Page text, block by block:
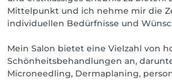
Mittelpunkt und ich nehme mir die
individuellen Bedürfnisse und
Mein Salon bietet eine Vielzahl von
Schönheitsbehandlungen an,
Microneedling, Dermaplaning,